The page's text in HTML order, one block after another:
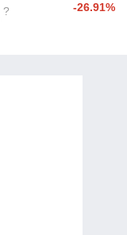
? -26.91%